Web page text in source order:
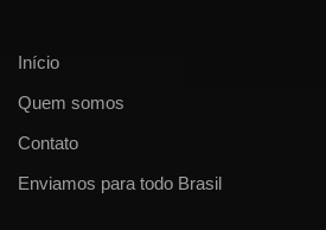
Início
Quem somos
Contato
Enviamos para todo Brasil